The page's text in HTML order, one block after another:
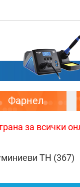
Фарнел
за всички
TH (367)